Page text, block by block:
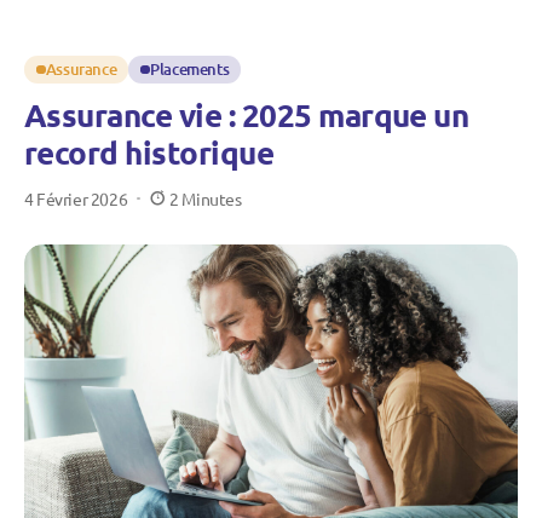
Assurance Placements
Assurance vie : 2025 marque un
record historique
4 Février 2026 2 Minutes